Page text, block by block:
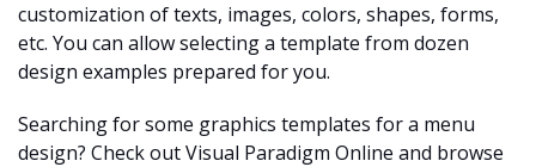
customization of texts, images, colors, shapes, forms,
etc. You can allow selecting a template from dozen
design examples prepared for you.
Searching for some graphics templates for a menu
design? Check out Visual Paradigm Online and browse